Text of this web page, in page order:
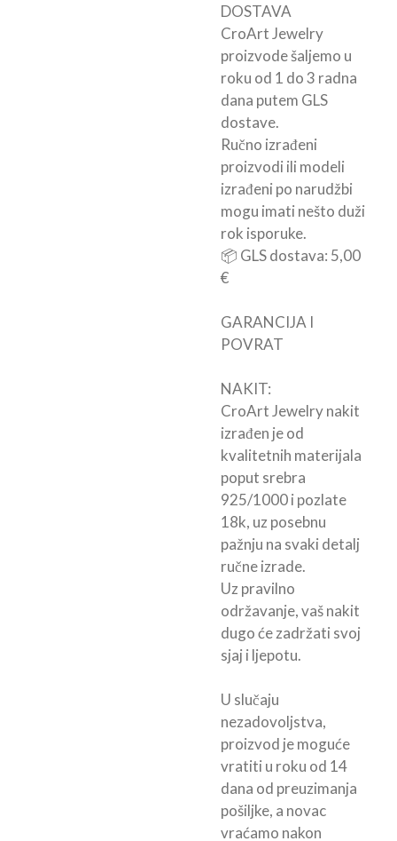
DOSTAVA
CroArt Jewelry
proizvode šaljemo u
roku od 1 do 3 radna
dana putem GLS
dostave.
Ručno izrađeni
proizvodi ili modeli
izrađeni po narudžbi
mogu imati nešto duži
rok isporuke.
📦 GLS dostava: 5,00
€
GARANCIJA I
POVRAT
NAKIT:
CroArt Jewelry nakit
izrađen je od
kvalitetnih materijala
poput srebra
925/1000 i pozlate
18k, uz posebnu
pažnju na svaki detalj
ručne izrade.
Uz pravilno
održavanje, vaš nakit
dugo će zadržati svoj
sjaj i ljepotu.
U slučaju
nezadovoljstva,
proizvod je moguće
vratiti u roku od 14
dana od preuzimanja
pošiljke, a novac
vraćamo nakon